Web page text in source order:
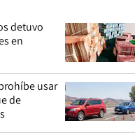
detuvo
en
usar
de